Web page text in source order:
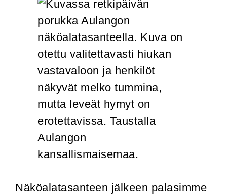
Näköalatasanteen jälkeen palasimme